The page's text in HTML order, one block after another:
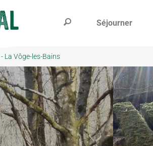
Séjourner
La Vôge-les-Bains